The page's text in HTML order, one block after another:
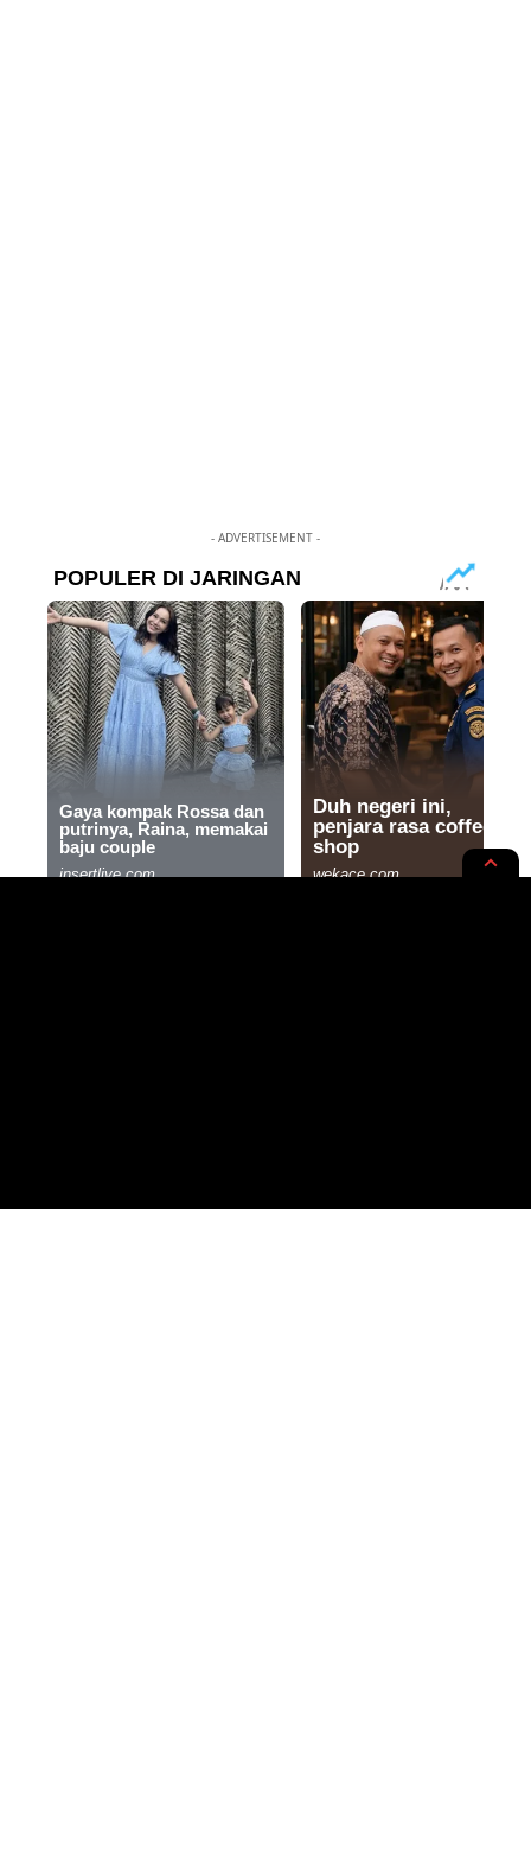
- ADVERTISEMENT -